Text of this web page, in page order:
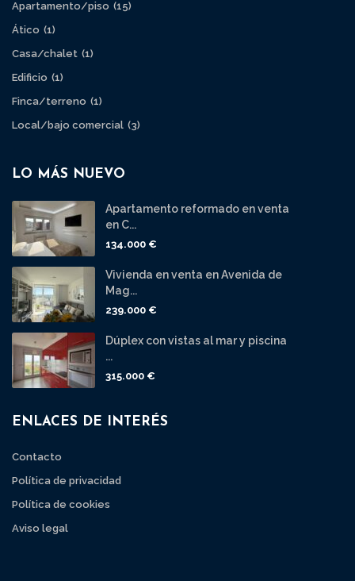
Apartamento/piso (15)
Ático (1)
Casa/chalet (1)
Edificio (1)
Finca/terreno (1)
Local/bajo comercial (3)
LO MÁS NUEVO
Apartamento reformado en venta
en C...
134.000 €
Vivienda en venta en Avenida de
Mag...
239.000 €
Dúplex con vistas al mar y piscina
...
315.000 €
ENLACES DE INTERÉS
Contacto
Política de privacidad
Política de cookies
Aviso legal